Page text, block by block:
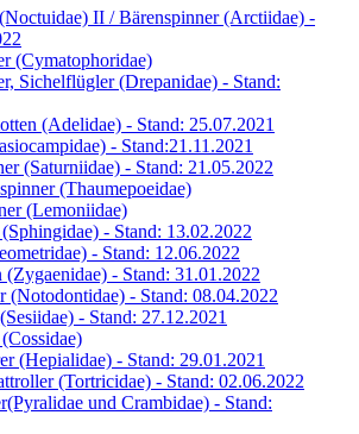
II / Bärenspinner (Arctiidae) -
(Cymatophoridae)
Sichelflügler (Drepanidae) - Stand:
(Adelidae) - Stand: 25.07.2021
- Stand:21.11.2021
(Saturniidae) - Stand: 21.05.2022
(Thaumepoeidae)
(Lemoniidae)
- Stand: 13.02.2022
- Stand: 12.06.2022
(Zygaenidae) - Stand: 31.01.2022
(Notodontidae) - Stand: 08.04.2022
- Stand: 27.12.2021
(Hepialidae) - Stand: 29.01.2021
(Tortricidae) - Stand: 02.06.2022
und Crambidae) - Stand: